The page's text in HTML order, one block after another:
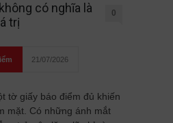
có nghĩa là
trị
0
21/07/2026
tờ giấy báo điểm đủ khiến
mặt. Có những ánh mắt